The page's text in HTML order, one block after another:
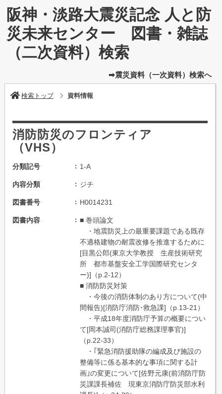
阪神・淡路大震災記念 人と防
災未来センター 図書・雑誌
（二次資料）検索
➡震災資料（一次資料）検索へ
検索トップ 資料情報
消防防災のフロンティア
（VHS）
分類記号 1-A
内容分類 ジチ
図書番号 H0014231
図書内容
■ 巻頭論文
・地震防災上の最重要課題である既存
不適格建物の耐震改修を推進するために
[目黒公郎(東京大学教授 生産技術研究
所 都市基盤安全工学国際研究センタ
ー)]（p.2-12）
■ 消防防災対策
・今後の消防体制のあり方について(中
間報告)[消防庁消防･救急課]（p.13-21）
・平成18年度消防庁予算の概要につい
て[岡本誠司(消防庁総務課理事官)]
（p.22-33）
・｢緊急消防援助隊の編成及び施設の
整備等に係る基本的な事項に関する計
画｣の変更について[佐野元康(前消防庁防
災課課長補佐 現東京消防庁防災部水利